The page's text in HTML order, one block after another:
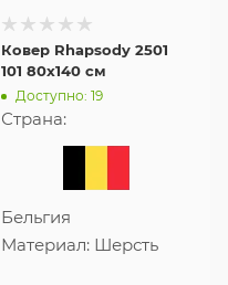
Ковер Rhapsody 2501
101 80x140 см
Доступно: 19
Страна:
Бельгия
Материал: Шерсть